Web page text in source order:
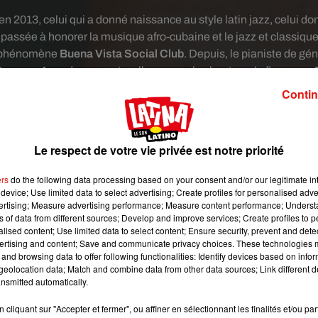
2013, celui qui a donné naissance au style latin jazz, celui
à honorer la musique afro-cubaine et le jazz et classique
Buena Vista Social Club. Depuis, le pianiste de
Awards, concerts, album avec le chanteur de flamenco
le pianiste,
Samuel Charters a retracé la vie d'une personnalité
aujourd'hui au Panthéon des grands musiciens cubains, son
dernier. Son parcours, tant personnel que musical, se confond
politiques qui ont agité son île l'ont même conduit au final à
de sa ville natale,Quivicàn, au sud de la capitale. La Havane
l'orchestre du mythiqueTropicana, un incontournable de
cubaine, Bebo Valdés a tout connu, tout traversé, avec
et une élégance rare.
un témoignage précieux de qui pouvait être ce
un très beau film d’animation intitulé« Chico et Rita » dont la
artiste qui a aussi participé au tournage du film, ça a été était
déjà âgé de 93 ans, il le vivait comme un retour en enfance.
Le respect de votre vie privée est notre priorité
do the following data processing based on your consent and/or our legitimate
Use limited data to select advertising; Create profiles for personalised
Measure advertising performance; Measure content performance;
of data from different sources; Develop and improve services; Create profiles to
content; Use limited data to select content; Ensure security, prevent and
and content; Save and communicate privacy choices. These technologies
browsing data to offer following functionalities: Identify devices based on
data; Match and combine data from other data sources; Link different
automatically.
cliquant sur "Accepter et fermer", ou affiner en sélectionnant les finalités et/ou